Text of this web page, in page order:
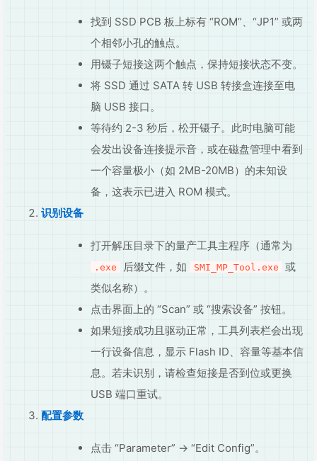
找到 SSD PCB 板上标有 “ROM”、“JP1” 或两
个相邻小孔的触点。
用镊子短接这两个触点，保持短接状态不变。
将 SSD 通过 SATA 转 USB 转接盒连接至电
脑 USB 接口。
等待约 2-3 秒后，松开镊子。此时电脑可能
会发出设备连接提示音，或在磁盘管理中看到
一个容量极小（如 2MB-20MB）的未知设
备，这表示已进入 ROM 模式。
识别设备
打开解压目录下的量产工具主程序（通常为
.exe 后缀文件，如 SMI_MP_Tool.exe
或
类似名称）。
点击界面上的 “Scan” 或 “搜索设备” 按钮。
如果短接成功且驱动正常，工具列表栏会出现
一行设备信息，显示 Flash ID、容量等基本信
息。若未识别，请检查短接是否到位或更换
USB 端口重试。
配置参数
点击 “Parameter” → “Edit Config”。